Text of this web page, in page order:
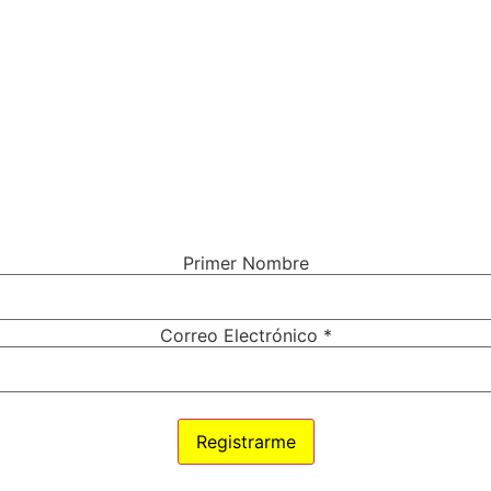
Primer Nombre
Correo Electrónico *